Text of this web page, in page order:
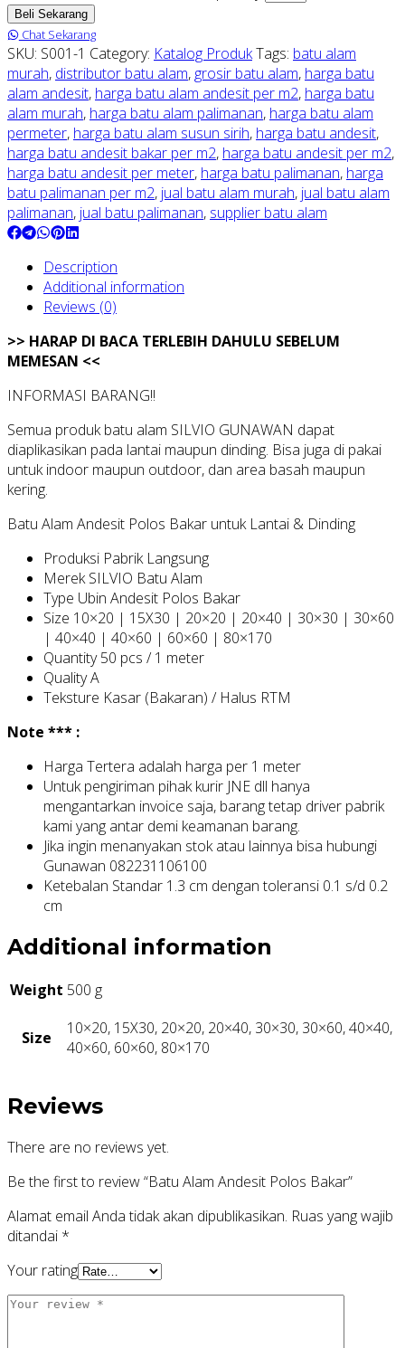
Beli Sekarang
Chat Sekarang
SKU: S001-1 Category: Katalog ProdukTags: batu alam
murah, distributor batu alam, grosir batu alam, harga batu
alam andesit, harga batu alam andesit per m2, harga batu
alam murah, harga batu alam palimanan, harga batu alam
permeter, harga batu alam susun sirih, harga batu andesit,
harga batu andesit bakar per m2, harga batu andesit per m2,
harga batu andesit per meter, harga batu palimanan, harga
batu palimanan per m2, jual batu alam murah, jual batu alam
palimanan, jual batu palimanan, supplier batu alam
Description
Additional information
Reviews (0)
>> HARAP DI BACA TERLEBIH DAHULU SEBELUM
MEMESAN <<
INFORMASI BARANG!!
Semua produk batu alam SILVIO GUNAWAN dapat
diaplikasikan pada lantai maupun dinding. Bisa juga di pakai
untuk indoor maupun outdoor, dan area basah maupun
kering.
Batu Alam Andesit Polos Bakar untuk Lantai & Dinding
Produksi Pabrik Langsung
Merek SILVIO Batu Alam
Type Ubin Andesit Polos Bakar
Size 10×20 | 15X30 | 20×20 | 20×40 | 30×30 | 30×60
| 40×40 | 40×60 | 60×60 | 80×170
Quantity 50 pcs / 1 meter
Quality A
Teksture Kasar (Bakaran) / Halus RTM
Note *** :
Harga Tertera adalah harga per 1 meter
Untuk pengiriman pihak kurir JNE dll hanya
mengantarkan invoice saja, barang tetap driver pabrik
kami yang antar demi keamanan barang.
Jika ingin menanyakan stok atau lainnya bisa hubungi
Gunawan 082231106100
Ketebalan Standar 1.3 cm dengan toleransi 0.1 s/d 0.2
cm
Additional information
Weight 500 g
Size
10×20, 15X30, 20×20, 20×40, 30×30, 30×60, 40×40,
40×60, 60×60, 80×170
Reviews
There are no reviews yet.
Be the first to review “Batu Alam Andesit Polos Bakar”
Alamat email Anda tidak akan dipublikasikan. Ruas yang wajib
ditandai *
Your rating